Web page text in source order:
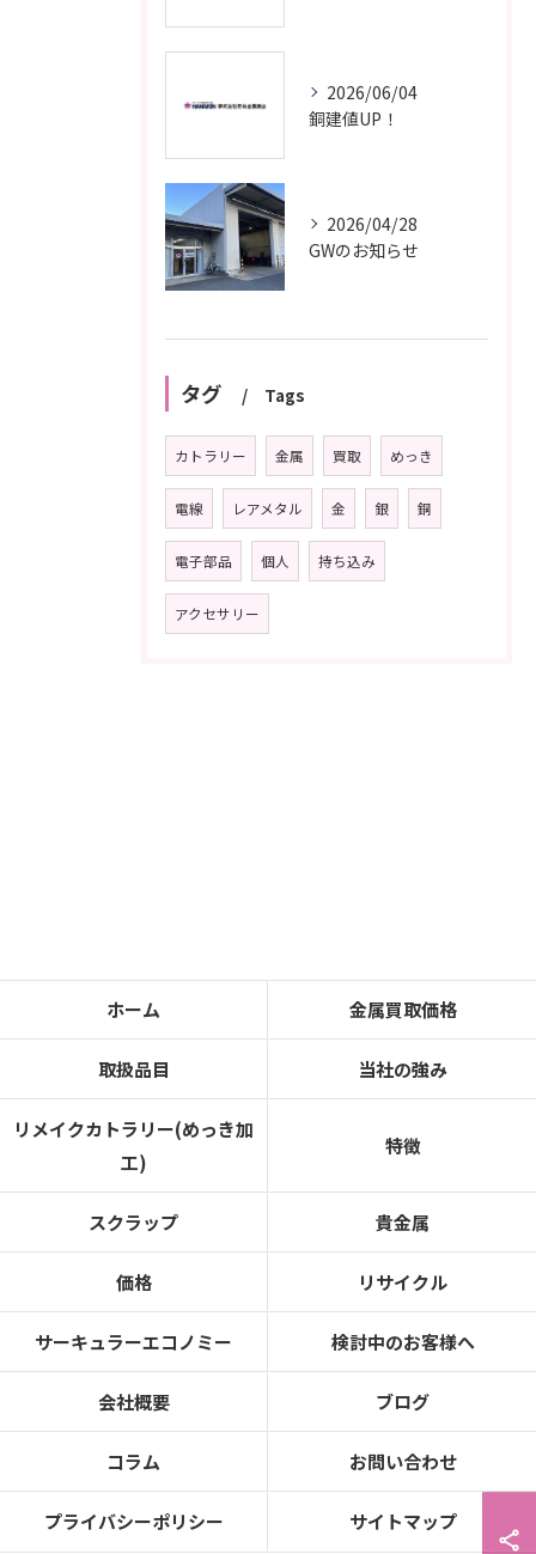
2026/06/04
銅建値UP！
2026/04/28
GWのお知らせ
タグ Tags
カトラリー 金属 買取 めっき
電線 レアメタル 金 銀 銅
電子部品 個人 持ち込み
アクセサリー
ホーム 金属買取価格
取扱品目 当社の強み
リメイクカトラリー(めっき加
工)
特徴
スクラップ 貴金属
価格 リサイクル
サーキュラーエコノミー 検討中のお客様へ
会社概要 ブログ
コラム お問い合わせ
プライバシーポリシー サイトマップ